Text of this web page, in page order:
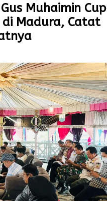
Muhaimin Cup
Madura, Catat